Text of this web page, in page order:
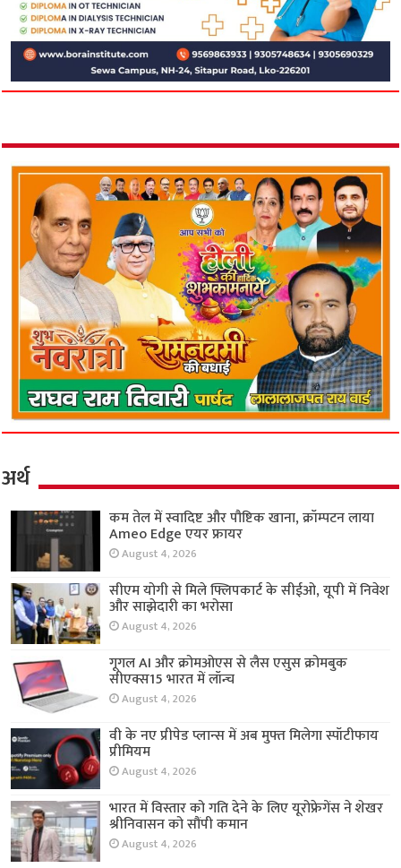
अर्थ
कम तेल में स्वादिष्ट और पौष्टिक खाना, क्रॉम्पटन लाया
Ameo Edge एयर फ्रायर
August 4, 2026
सीएम योगी से मिले फ्लिपकार्ट के सीईओ, यूपी में निवेश
और साझेदारी का भरोसा
August 4, 2026
गूगल AI और क्रोमओएस से लैस एसुस क्रोमबुक
सीएक्स15 भारत में लॉन्च
August 4, 2026
वी के नए प्रीपेड प्लान्स में अब मुफ्त मिलेगा स्पॉटीफाय
प्रीमियम
August 4, 2026
भारत में विस्तार को गति देने के लिए यूरोफ्रेगेंस ने शेखर
श्रीनिवासन को सौंपी कमान
August 4, 2026